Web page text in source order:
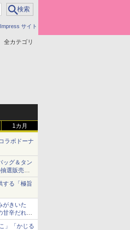
Impress サイト
全カテゴリ
1カ月
ラボドーナ
ッグ＆タン
選販売の
する「極旨
がきいた
甘辛だれを
」「かじる